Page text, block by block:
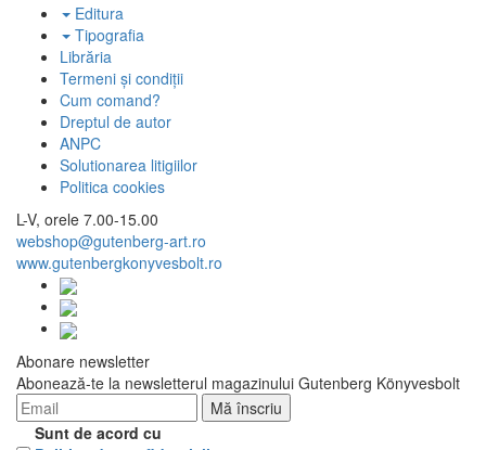
Editura
Tipografia
Librăria
Termeni și condiții
Cum comand?
Dreptul de autor
ANPC
Solutionarea litigiilor
Politica cookies
L-V, orele 7.00-15.00
webshop@gutenberg-art.ro
www.gutenbergkonyvesbolt.ro
Abonare newsletter
Abonează-te la newsletterul magazinului Gutenberg Könyvesbolt
Sunt de acord cu